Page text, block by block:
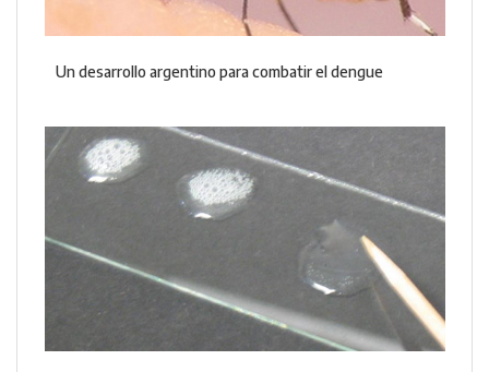
Un desarrollo argentino para combatir el dengue